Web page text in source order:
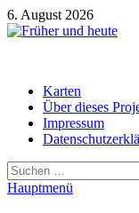
Zum
Inhalt
6. August 2026
Karten
Über dieses
Impressum
Suchen
nach:
Hauptmenü